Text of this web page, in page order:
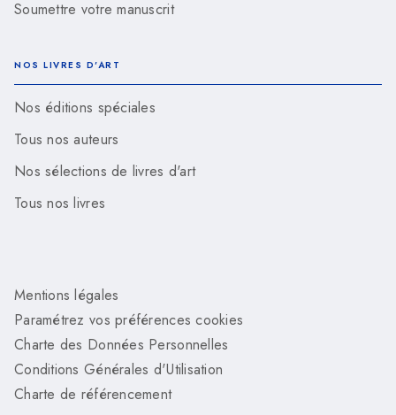
Soumettre votre manuscrit
NOS LIVRES D'ART
Nos éditions spéciales
Tous nos auteurs
Nos sélections de livres d'art
Tous nos livres
Mentions légales
Paramétrez vos préférences cookies
Charte des Données Personnelles
Conditions Générales d'Utilisation
Charte de référencement